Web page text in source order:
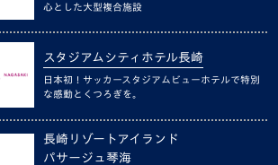
心とした大型複合施設
スタジアムシティホテル長崎
日本初！サッカースタジアムビューホテルで特別
な感動とくつろぎを。
長崎リゾートアイランド
パサージュ琴海